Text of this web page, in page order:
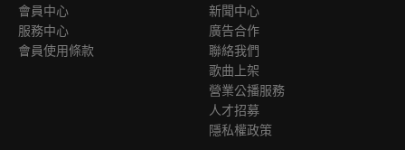
會員中心
服務中心
會員使用條款
新聞中心
廣告合作
聯絡我們
歌曲上架
營業公播服務
人才招募
隱私權政策